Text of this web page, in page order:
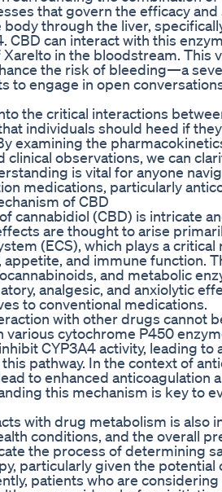
that govern the efficacy
through the liver,
CBD can interact with this
in the bloodstream. This
the risk of bleeding—a
to engage in open
the critical interactions
individuals should heed if
examining the
clinical observations, we can
is vital for anyone
medications, particularly
of CBD
cannabidiol (CBD) is intricate
are thought to arise
(ECS), which plays a
appetite, and immune function.
and metabolic
analgesic, and anxiolytic
to conventional medications.
with other drugs cannot
cytochrome P450
CYP3A4 activity, leading
pathway. In the context of
to enhanced anticoagulation
this mechanism is key to
with drug metabolism is also
conditions, and the overall
the process of determining
particularly given the
patients who are